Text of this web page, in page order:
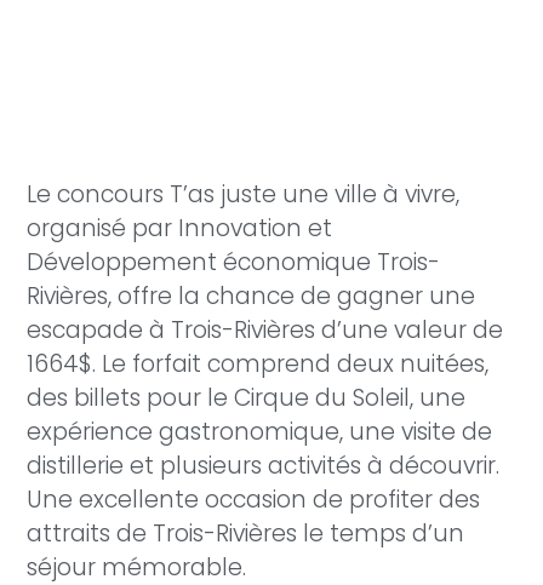
Le concours T’as juste une ville à vivre,
organisé par Innovation et
Développement économique Trois-
Rivières, offre la chance de gagner une
escapade à Trois-Rivières d’une valeur de
1664$. Le forfait comprend deux nuitées,
des billets pour le Cirque du Soleil, une
expérience gastronomique, une visite de
distillerie et plusieurs activités à découvrir.
Une excellente occasion de profiter des
attraits de Trois-Rivières le temps d’un
séjour mémorable.